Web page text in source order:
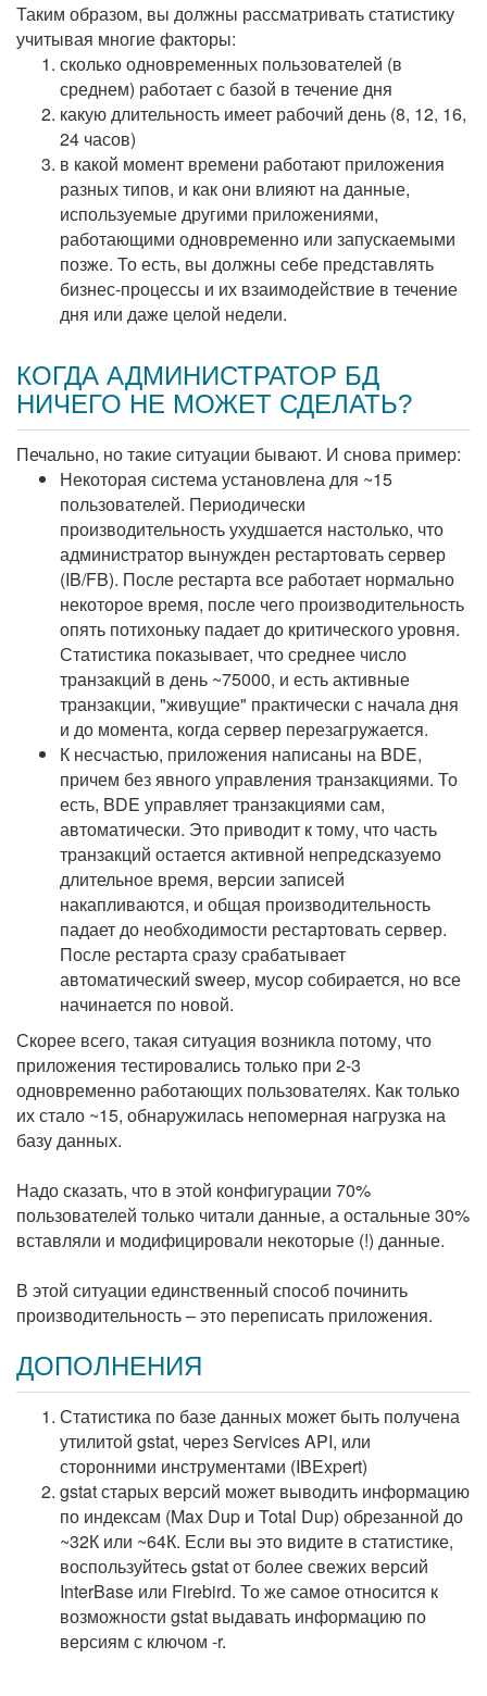
Таким образом, вы должны рассматривать статистику
учитывая многие факторы:
сколько одновременных пользователей (в
среднем) работает с базой в течение дня
какую длительность имеет рабочий день (8, 12, 16,
24 часов)
в какой момент времени работают приложения
разных типов, и как они влияют на данные,
используемые другими приложениями,
работающими одновременно или запускаемыми
позже. То есть, вы должны себе представлять
бизнес-процессы и их взаимодействие в течение
дня или даже целой недели.
КОГДА АДМИНИСТРАТОР БД
НИЧЕГО НЕ МОЖЕТ СДЕЛАТЬ?
Печально, но такие ситуации бывают. И снова пример:
Некоторая система установлена для ~15
пользователей. Периодически
производительность ухудшается настолько, что
администратор вынужден рестартовать сервер
(IB/FB). После рестарта все работает нормально
некоторое время, после чего производительность
опять потихоньку падает до критического уровня.
Статистика показывает, что среднее число
транзакций в день ~75000, и есть активные
транзакции, "живущие" практически с начала дня
и до момента, когда сервер перезагружается.
К несчастью, приложения написаны на BDE,
причем без явного управления транзакциями. То
есть, BDE управляет транзакциями сам,
автоматически. Это приводит к тому, что часть
транзакций остается активной непредсказуемо
длительное время, версии записей
накапливаются, и общая производительность
падает до необходимости рестартовать сервер.
После рестарта сразу срабатывает
автоматический sweep, мусор собирается, но все
начинается по новой.
Скорее всего, такая ситуация возникла потому, что
приложения тестировались только при 2-3
одновременно работающих пользователях. Как только
их стало ~15, обнаружилась непомерная нагрузка на
базу данных.
Надо сказать, что в этой конфигурации 70%
пользователей только читали данные, а остальные 30%
вставляли и модифицировали некоторые (!) данные.
В этой ситуации единственный способ починить
производительность – это переписать приложения.
ДОПОЛНЕНИЯ
Статистика по базе данных может быть получена
утилитой gstat, через Services API, или
сторонними инструментами (IBExpert)
gstat старых версий может выводить информацию
по индексам (Max Dup и Total Dup) обрезанной до
~32К или ~64К. Если вы это видите в статистике,
воспользуйтесь gstat от более свежих версий
InterBase или Firebird. То же самое относится к
возможности gstat выдавать информацию по
версиям с ключом -r.